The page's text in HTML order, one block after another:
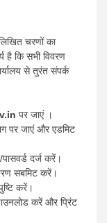
चरणों का
है कि सभी विवरण
से तुरंत संपर्क
पर जाएं ।
पर जाएं और एडमिट
दर्ज करें।
सबमिट करें।
करें।
करें और प्रिंट